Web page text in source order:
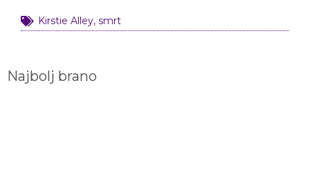
Kirstie Alley, smrt
Najbolj brano